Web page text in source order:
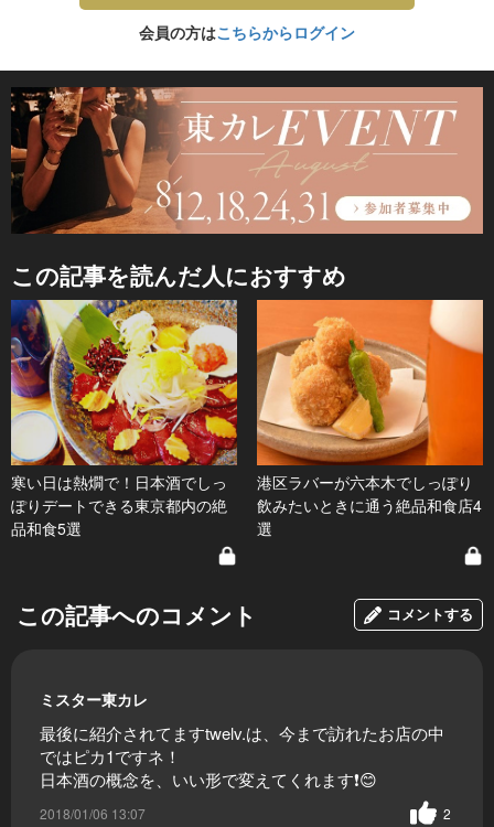
会員の方はこちらからログイン
この記事を読んだ人におすすめ
寒い日は熱燗で！日本酒でしっ
ぽりデートできる東京都内の絶
品和食5選
港区ラバーが六本木でしっぽり
飲みたいときに通う絶品和食店4
選
この記事へのコメント コメントする
ミスター東カレ
最後に紹介されてますtwelv.は、今まで訪れたお店の中
ではピカ1ですネ！
日本酒の概念を、いい形で変えてくれます❗️😊
2018/01/06 13:07 2